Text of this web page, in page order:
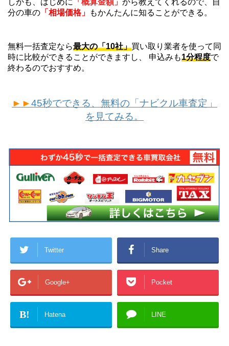
分の車の 「相場価格」 もかんたんに知ることができる。
無料一括査定なら最大の「10社」買い取り業者を使って同
時に比較ができることができますし、 申込みも1分程度で
終わるのでおすすめ。
►►45秒でできる、無料の「ナビクル車査定」
を見てみる。
Twitter Share
Google+ Pocket
B! Hatena LINE